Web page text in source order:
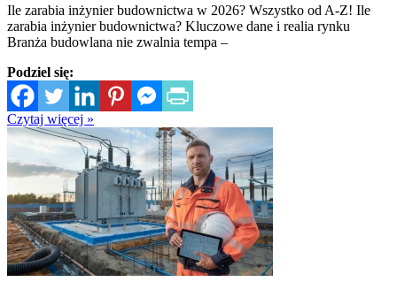
Ile zarabia inżynier budownictwa w 2026? Wszystko od A-Z! Ile
zarabia inżynier budownictwa? Kluczowe dane i realia rynku
Branża budowlana nie zwalnia tempa –
Podziel się:
Czytaj więcej »